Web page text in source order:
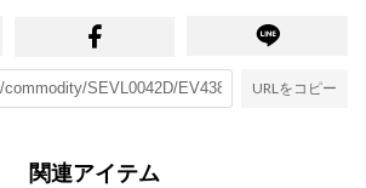
URLをコピー
関連アイテム